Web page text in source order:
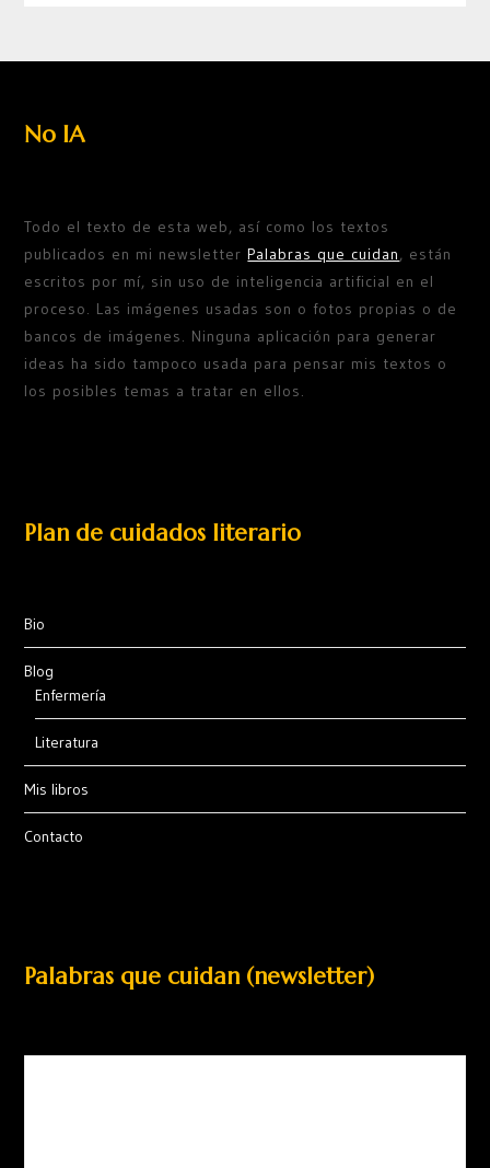
No IA
Todo el texto de esta web, así como los textos
publicados en mi newsletterPalabras que cuidan, están
escritos por mí, sin uso de inteligencia artificial en el
proceso. Las imágenes usadas son o fotos propias o de
bancos de imágenes. Ninguna aplicación para generar
ideas ha sido tampoco usada para pensar mis textos o
los posibles temas a tratar en ellos.
Plan de cuidados literario
Bio
Blog
Enfermería
Literatura
Mis libros
Contacto
Palabras que cuidan (newsletter)